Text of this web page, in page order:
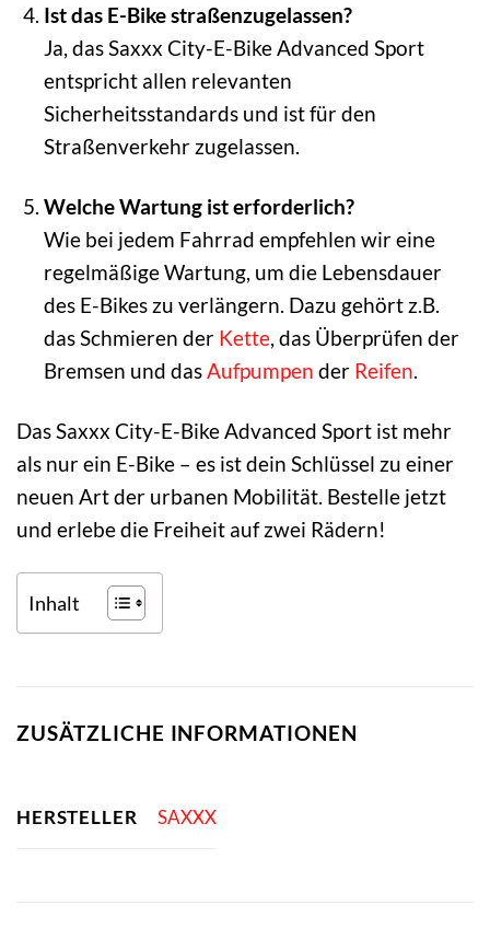
Ist das E-Bike straßenzugelassen?
Ja, das Saxxx City-E-Bike Advanced Sport
entspricht allen relevanten
Sicherheitsstandards und ist für den
Straßenverkehr zugelassen.
Welche Wartung ist erforderlich?
Wie bei jedem Fahrrad empfehlen wir eine
regelmäßige Wartung, um die Lebensdauer
des E-Bikes zu verlängern. Dazu gehört z.B.
das Schmieren der Kette, das Überprüfen der
Bremsen und das Aufpumpen der Reifen
Das Saxxx City-E-Bike Advanced Sport ist mehr
als nur ein E-Bike – es ist dein Schlüssel zu einer
neuen Art der urbanen Mobilität. Bestelle jetzt
und erlebe die Freiheit auf zwei Rädern!
Inhalt
ZUSÄTZLICHE INFORMATIONEN
HERSTELLER SAXXX